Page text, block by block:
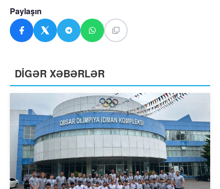
Paylaşın
DİGƏR XƏBƏRLƏR